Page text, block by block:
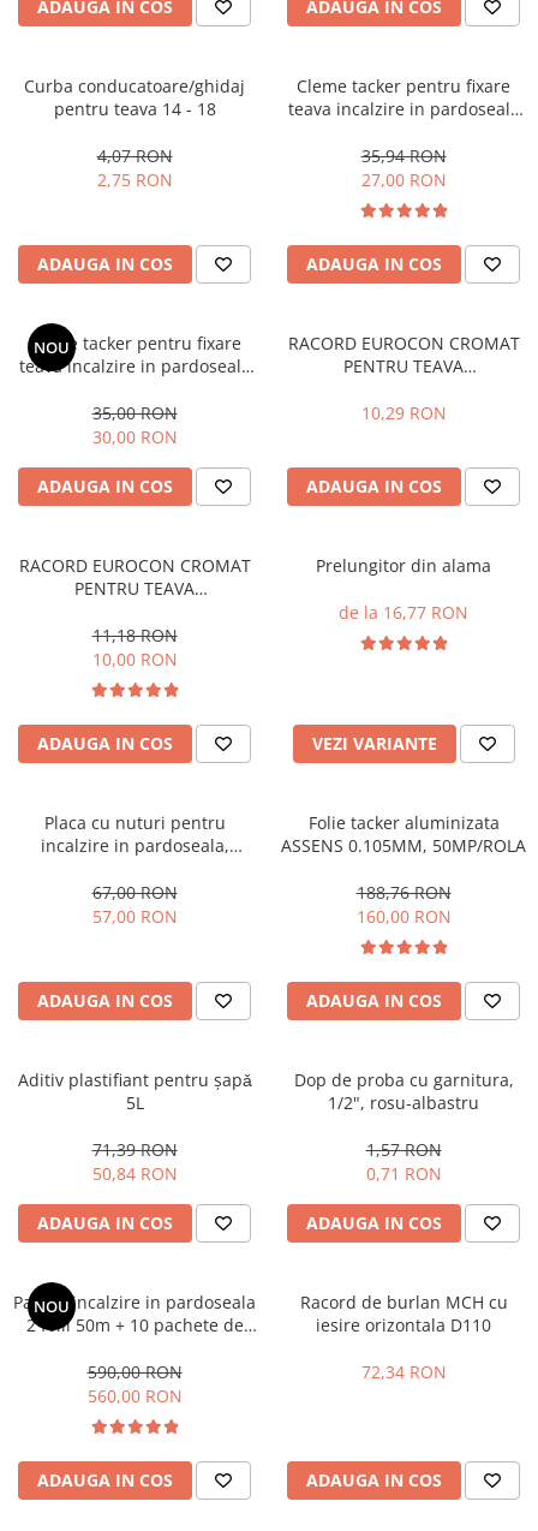
Teava si accesorii
Cadre WC/Bideu suspendat
Fose septice/Separatoare
Accesorii rezervoare
WC suspendat
Rezervoare ingropate pentru WC
Rezervoare la semiinaltime
Rezervoare pe vas WC
Rigole de dus
Sisteme de tratare apa
Pompe CP Pedrollo
Pompe F Pedrollo
Pompe HF Pedrollo
Pompe NGA-PRO Pedrollo
Pompe Periferice
Pompe PQ Pedrollo
Pompe submersibile ape murdare
Pompa TRITUS Pedrollo cu tocator
Pompe BC Pedrollo
Pompe MC Pedrollo
Pompe VX Pedrollo
Pompe ZX Pedrollo
ADAUGA IN COS ADAUGA IN COS
Curba conducatoare/ghidaj
pentru teava 14 - 18
4,07 RON
2,75 RON
ADAUGA IN COS
Cleme tacker pentru fixare
teava incalzire in pardoseala
35,94 RON
27,00 RON
ADAUGA IN COS
NOU
Cleme tacker pentru fixare
teava incalzire in pardoseala
35,00 RON
30,00 RON
ADAUGA IN COS
RACORD EUROCON CROMAT
PENTRU TEAVA
3/4
10,29 RON
ADAUGA IN COS
RACORD EUROCON CROMAT
PENTRU TEAVA
3/4
11,18 RON
10,00 RON
ADAUGA IN COS
Prelungitor din alama
de la 16,77 RON
VEZI VARIANTE
Placa cu nuturi pentru
incalzire in pardoseala,
izolatie 30mm, plastifiata ,
Assens
67,00 RON
57,00 RON
ADAUGA IN COS
Folie tacker aluminizata
ASSENS 0.105MM, 50MP/ROLA
188,76 RON
160,00 RON
ADAUGA IN COS
Aditiv plastifiant pentru șapǎ
5L
71,39 RON
50,84 RON
ADAUGA IN COS
Dop de proba cu garnitura,
1/2", rosu-albastru
1,57 RON
0,71 RON
ADAUGA IN COS
NOU
Pachet incalzire in pardoseala
2 folii 50m + 10 pachete de
590,00 RON
560,00 RON
ADAUGA IN COS
Racord de burlan MCH cu
iesire orizontala D110
72,34 RON
ADAUGA IN COS